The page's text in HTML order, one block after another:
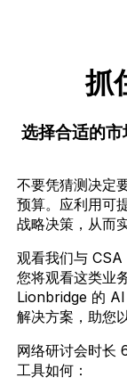
抓
选择合适的
不要凭猜测决定
预算。应利用可
战略决策，从而
观看我们与 CSA
您将观看这类业
Lionbridge 的 AI
解决方案，助您
网络研讨会时长
工具如何：